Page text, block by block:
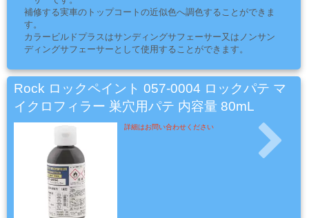
ー
パ
ー・
研
補修する実車のトップコートの近似色へ調色することができま
す。
カラービルドプラスはサンディングサフェーサー又はノンサン
ディングサフェーサーとして使用することができます。
Rock ロックペイント 057-0004 ロックパテ マ
イクロフィラー 巣穴用パテ 内容量 80mL
詳細はお問い合わせください